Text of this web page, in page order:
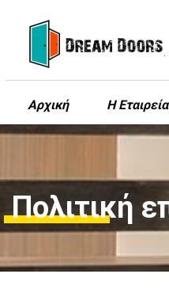
Αρχική Η
Πολιτική